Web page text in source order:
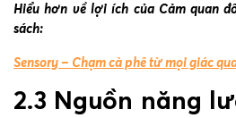
Hiểu hơn về lợi ích của Cảm quan
sách:
Sensory – Chạm cà phê từ mọi giác
2.3 Nguồn năng